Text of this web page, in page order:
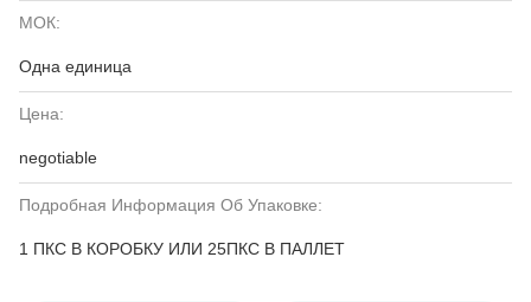
МОК:
Одна единица
Цена:
negotiable
Подробная Информация Об Упаковке:
1 ПКС В КОРОБКУ ИЛИ 25ПКС В ПАЛЛЕТ